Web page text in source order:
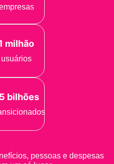
milhão
usuários
5 bilhões
pessoas e despesas